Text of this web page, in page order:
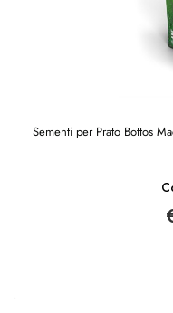
Sementi per Prato Bottos